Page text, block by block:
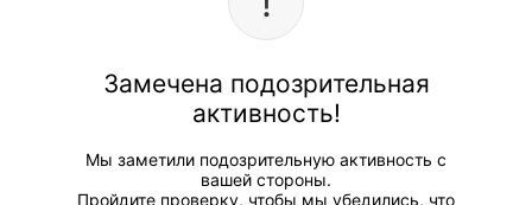
Замечена подозрительная
активность!
Мы заметили подозрительную активность с
вашей стороны.
Пройдите проверку, чтобы мы убедились, что